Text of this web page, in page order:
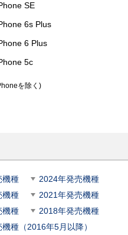
SE
6s Plus
6 Plus
5c
を除く)
機種
2024年発売機種
機種
2021年発売機種
機種
2018年発売機種
種（2016年5月以降）